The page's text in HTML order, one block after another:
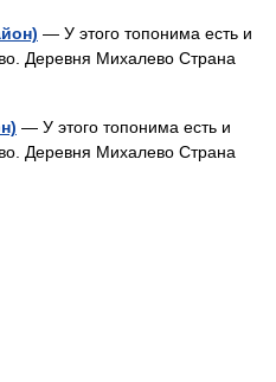
— У этого топонима есть и
Деревня Михалево Страна
— У этого топонима есть и
Деревня Михалево Страна